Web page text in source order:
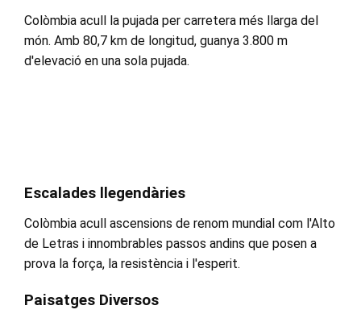
Colòmbia acull la pujada per carretera més llarga del
món. Amb 80,7 km de longitud, guanya 3.800 m
d'elevació en una sola pujada.
Escalades llegendàries
Colòmbia acull ascensions de renom mundial com l'Alto
de Letras i innombrables passos andins que posen a
prova la força, la resistència i l'esperit.
Paisatges Diversos